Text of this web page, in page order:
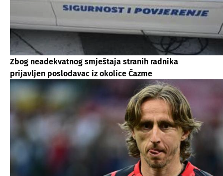
Zbog neadekvatnog smještaja stranih radnika
prijavljen poslodavac iz okolice Čazme